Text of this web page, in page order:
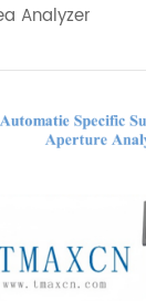
Analyzer